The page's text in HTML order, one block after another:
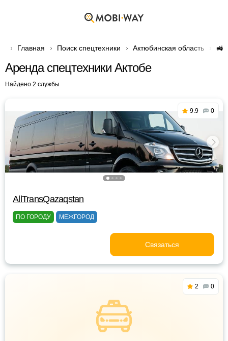
Главная Поиск спецтехники Актюбинская область 🚜
Аренда спецтехники Актобе
Найдено 2 службы
9.9 0
AllTransQazaqstan
ПО ГОРОДУ МЕЖГОРОД
Связаться
2 0